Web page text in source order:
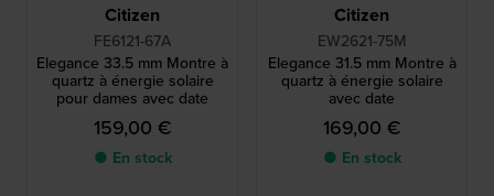
Citizen
FE6121-67A
Elegance 33.5 mm Montre à
quartz à énergie solaire
pour dames avec date
159,00 €
● En stock
Citizen
EW2621-75M
Elegance 31.5 mm Montre à
quartz à énergie solaire
avec date
169,00 €
● En stock